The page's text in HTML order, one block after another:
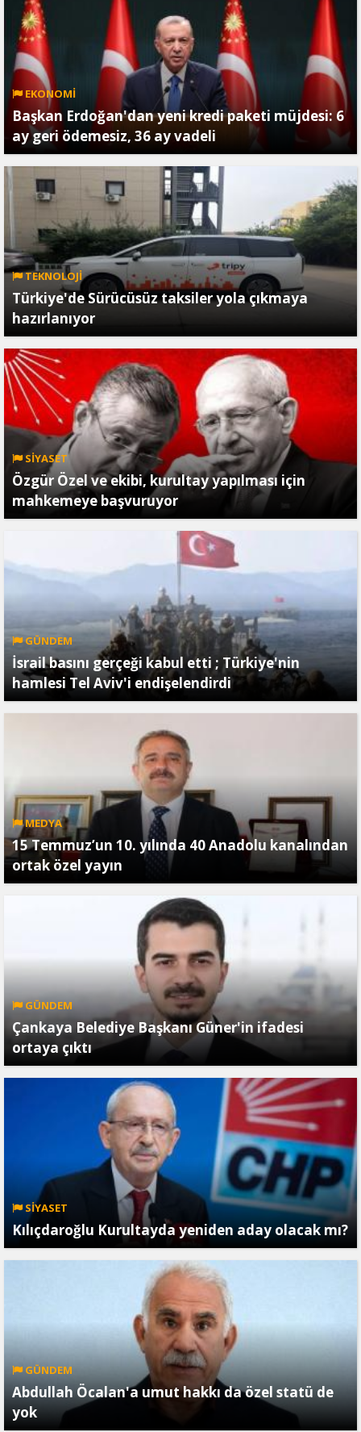
EKONOMİ
Başkan Erdoğan'dan yeni kredi paketi müjdesi: 6
ay geri ödemesiz, 36 ay vadeli
TEKNOLOJİ
Türkiye'de Sürücüsüz taksiler yola çıkmaya
hazırlanıyor
SİYASET
Özgür Özel ve ekibi, kurultay yapılması için
mahkemeye başvuruyor
GÜNDEM
İsrail basını gerçeği kabul etti ; Türkiye'nin
hamlesi Tel Aviv'i endişelendirdi
MEDYA
15 Temmuz’un 10. yılında 40 Anadolu kanalından
ortak özel yayın
GÜNDEM
Çankaya Belediye Başkanı Güner'in ifadesi
ortaya çıktı
SİYASET
Kılıçdaroğlu Kurultayda yeniden aday olacak mı?
GÜNDEM
Abdullah Öcalan'a umut hakkı da özel statü de
yok